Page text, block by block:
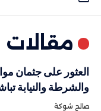
العثور على جثمان
والشرطة والنيابة
صالح شوكة